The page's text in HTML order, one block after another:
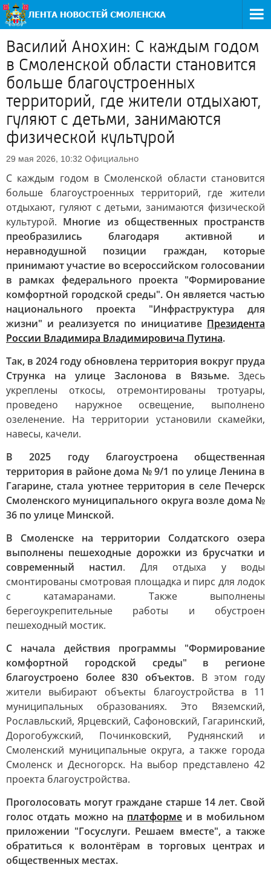
Василий Анохин: С каждым годом
в Смоленской области становится
больше благоустроенных
территорий, где жители отдыхают,
гуляют с детьми, занимаются
физической культурой
29 мая 2026, 10:32 Официально
С каждым годом в Смоленской области становится
больше благоустроенных территорий, где жители
отдыхают, гуляют с детьми, занимаются физической
культурой. Многие из общественных пространств
преобразились благодаря активной и
неравнодушной позиции граждан, которые
принимают участие во всероссийском голосовании
в рамках федерального проекта "Формирование
комфортной городской среды". Он является частью
национального проекта "Инфраструктура для
жизни" и реализуется по инициативе Президента
России Владимира Владимировича Путина.
Так, в 2024 году обновлена территория вокруг пруда
Струнка на улице Заслонова в Вязьме. Здесь
укреплены откосы, отремонтированы тротуары,
проведено наружное освещение, выполнено
озеленение. На территории установили скамейки,
навесы, качели.
В 2025 году благоустроена общественная
территория в районе дома № 9/1 по улице Ленина в
Гагарине, стала уютнее территория в селе Печерск
Смоленского муниципального округа возле дома №
36 по улице Минской.
В Смоленске на территории Солдатского озера
выполнены пешеходные дорожки из брусчатки и
современный настил. Для отдыха у воды
смонтированы смотровая площадка и пирс для лодок
с катамаранами. Также выполнены
берегоукрепительные работы и обустроен
пешеходный мостик.
С начала действия программы "Формирование
комфортной городской среды" в регионе
благоустроено более 830 объектов. В этом году
жители выбирают объекты благоустройства в 11
муниципальных образованиях. Это Вяземский,
Рославльский, Ярцевский, Сафоновский, Гагаринский,
Дорогобужский, Починковский, Руднянский и
Смоленский муниципальные округа, а также города
Смоленск и Десногорск. На выбор представлено 42
проекта благоустройства.
Проголосовать могут граждане старше 14 лет. Свой
голос отдать можно на платформе и в мобильном
приложении "Госуслуги. Решаем вместе", а также
обратиться к волонтёрам в торговых центрах и
общественных местах.